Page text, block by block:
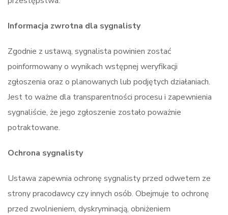
Informacja zwrotna dla sygnalisty
Zgodnie z ustawą, sygnalista powinien zostać
poinformowany o wynikach wstępnej weryfikacji
zgłoszenia oraz o planowanych lub podjętych działaniach.
Jest to ważne dla transparentności procesu i zapewnienia
sygnaliście, że jego zgłoszenie zostało poważnie
potraktowane.
Ochrona sygnalisty
Ustawa zapewnia ochronę sygnalisty przed odwetem ze
strony pracodawcy czy innych osób. Obejmuje to ochronę
przed zwolnieniem, dyskryminacją, obniżeniem